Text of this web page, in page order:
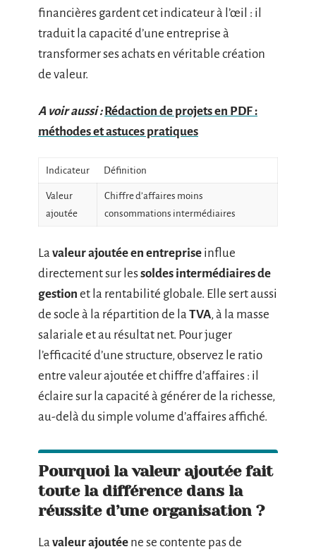
financières gardent cet indicateur à l’œil : il
traduit la capacité d’une entreprise à
transformer ses achats en véritable création
de valeur.
A voir aussi : Rédaction de projets en PDF :
méthodes et astuces pratiques
Indicateur Définition
Valeur
ajoutée
Chiffre d’affaires moins
consommations intermédiaires
La valeur ajoutée en entreprise influe
directement sur lessoldes intermédiaires de
gestion et la rentabilité globale. Elle sert aussi
de socle à la répartition de la TVA, à la masse
salariale et au résultat net. Pour juger
l’efficacité d’une structure, observez le ratio
entre valeur ajoutée et chiffre d’affaires : il
éclaire sur la capacité à générer de la richesse,
au-delà du simple volume d’affaires affiché.
Pourquoi la valeur ajoutée fait
toute la différence dans la
réussite d’une organisation ?
La valeur ajoutée ne se contente pas de